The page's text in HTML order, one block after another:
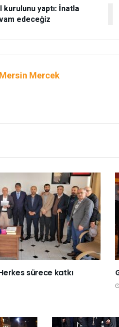
yaptı: İnatla
edeceğiz
Mersin Mercek
sürece katkı